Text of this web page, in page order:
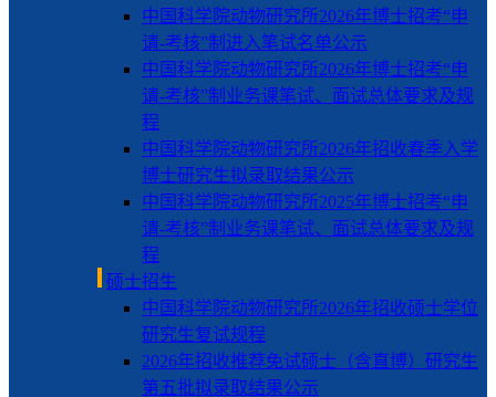
中国科学院动物研究所2026年博士招考“申
请-考核”制进入笔试名单公示
中国科学院动物研究所2026年博士招考“申
请-考核”制业务课笔试、面试总体要求及规
程
中国科学院动物研究所2026年招收春季入学
博士研究生拟录取结果公示
中国科学院动物研究所2025年博士招考“申
请-考核”制业务课笔试、面试总体要求及规
程
硕士招生
中国科学院动物研究所2026年招收硕士学位
研究生复试规程
2026年招收推荐免试硕士（含直博）研究生
第五批拟录取结果公示